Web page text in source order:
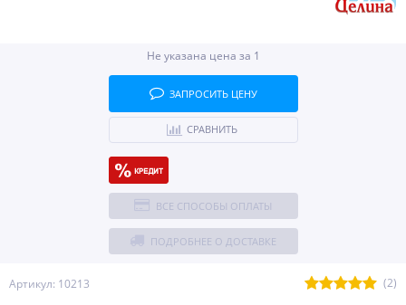
Артикул: 10213 (2)
Не указана цена за 1
ЗАПРОСИТЬ ЦЕНУ
СРАВНИТЬ
ВСЕ СПОСОБЫ ОПЛАТЫ
ПОДРОБНЕЕ О ДОСТАВКЕ